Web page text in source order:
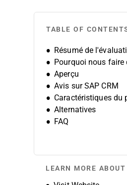
TABLE OF
Résumé de
Pourquoi nous faire
Aperçu
Avis sur SAP CRM
Caractéristiques du
Alternatives
FAQ
LEARN MORE